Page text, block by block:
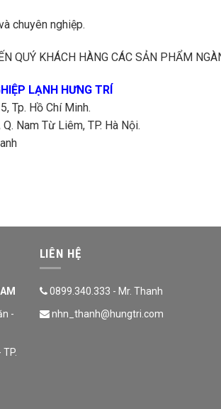
chuyên nghiệp.
QUÝ KHÁCH HÀNG CÁC SẢN PHẨM
LẠNH HƯNG TRÍ
Tp. Hồ Chí Minh.
Nam Từ Liêm, TP. Hà Nội.
-
LIÊN HỆ
0899.340.333 - Mr. Thanh
nhn_thanh@hungtri.com